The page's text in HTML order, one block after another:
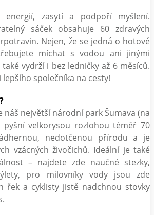
energií, zasytí a podpoří myšlení.
sáček obsahuje 60 zdravých
Nejen, že se jedná o hotové
míchat s vodou ani jinými
vydrží i bez ledničky až 6 měsíců.
společníka na cesty!
náš největší národní park Šumava (na
pyšní velkorysou rozlohou téměř 70
nedotčenou přírodu a je
vzácných živočichů. Ideální je také
– najdete zde naučné stezky,
pro milovníky vody jsou zde
řek a cyklisty jistě nadchnou stovky